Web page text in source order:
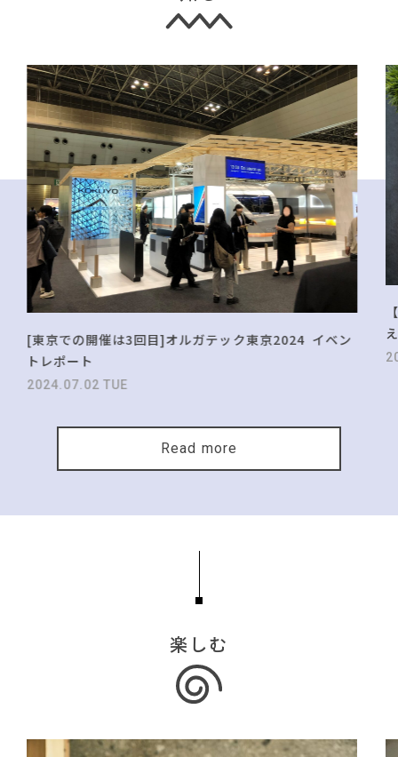
[東京での開催は3回目]オルガテック東京2024 イベン
トレポート
2024.07.02 TUE
Read more
楽しむ